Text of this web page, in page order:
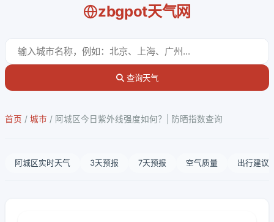
zbgpot天气网
查询天气
首页 / 城市 / 阿城区今日紫外线强度如何？| 防晒指数查询
阿城区实时天气 3天预报 7天预报 空气质量 出行建议